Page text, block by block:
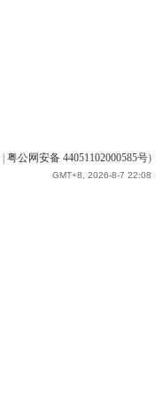
粤公网安备 44051102000585号)
GMT+8, 2026-8-7 22:08